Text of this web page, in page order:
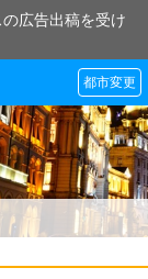
広告出稿を受け
都市変更